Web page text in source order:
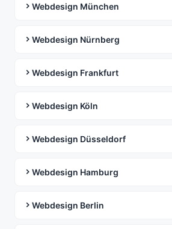
Webdesign München
Webdesign Nürnberg
Webdesign Frankfurt
Webdesign Köln
Webdesign Düsseldorf
Webdesign Hamburg
Webdesign Berlin